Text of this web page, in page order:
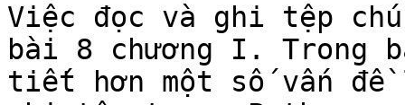
Việc đọc và ghi tệp
bài 8 chương I. Trong
tiết hơn một số vấn đề